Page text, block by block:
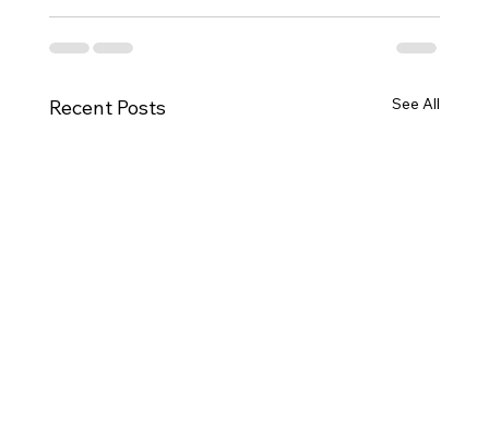
Recent Posts See All